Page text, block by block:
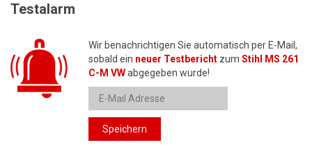
Testalarm
Wir benachrichtigen Sie automatisch per E-Mail,
sobald ein neuer Testbericht zum Stihl MS 261
C-M VWabgegeben wurde!
Speichern